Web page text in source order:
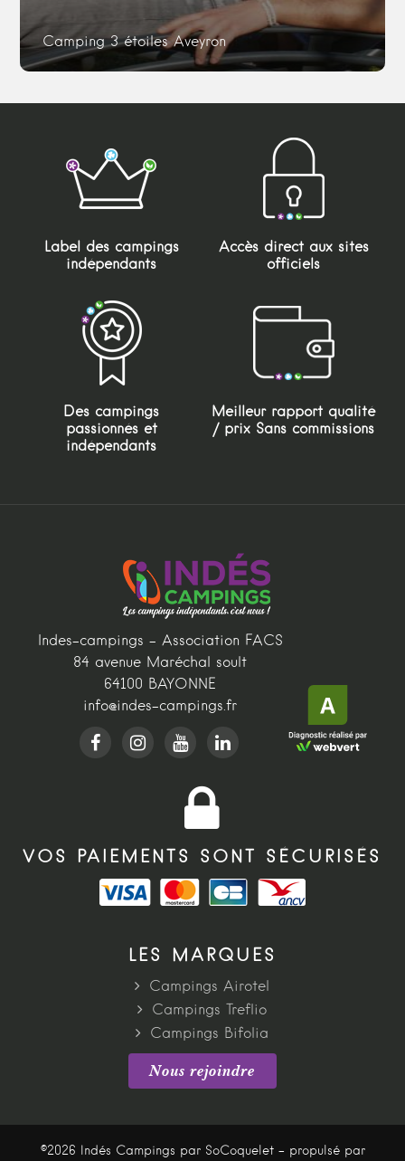
Camping 3 étoiles Aveyron
Label des campings
indépendants
Accès direct aux sites
officiels
Des campings
passionnés et
indépendants
Meilleur rapport qualité
/ prix Sans commissions
Indes-campings - Association FACS
84 avenue Maréchal soult
64100 BAYONNE
info@indes-campings.fr
VOS PAIEMENTS SONT SÉCURISÉS
LES MARQUES
Campings Airotel
Campings Treflio
Campings Bifolia
Nous rejoindre
©2026 Indés Campings par SoCoquelet - propulsé par